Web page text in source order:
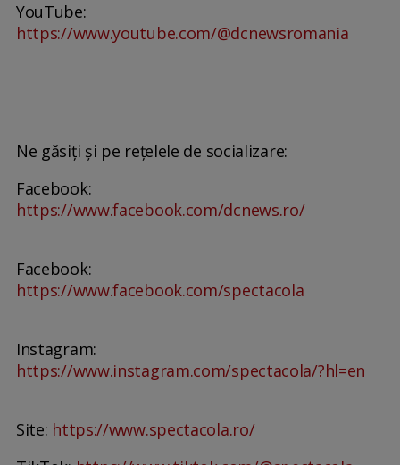
YouTube:
https://www.youtube.com/@dcnewsromania
Ne găsiți și pe rețelele de socializare:
Facebook:
https://www.facebook.com/dcnews.ro/
Facebook:
https://www.facebook.com/spectacola
Instagram:
https://www.instagram.com/spectacola/?hl=en
Site: https://www.spectacola.ro/